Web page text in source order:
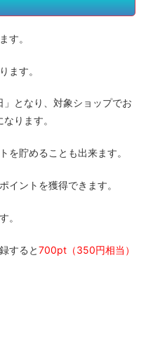
す。
ます。
となり、対象ショップでお
ります。
を貯めることも出来ます。
イントを獲得できます。
。
すると 700pt（350円相当）